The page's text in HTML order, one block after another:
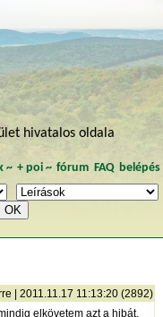
hivatalos oldala
~ + poi~ fórum FAQ belépés
| 2011.11.17 11:13:20 (2892)
elkövetem azt a hibát,